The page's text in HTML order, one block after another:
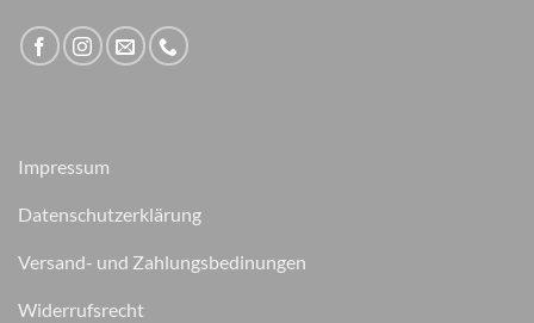
Impressum
Datenschutzerklärung
Versand- und Zahlungsbedinungen
Widerrufsrecht